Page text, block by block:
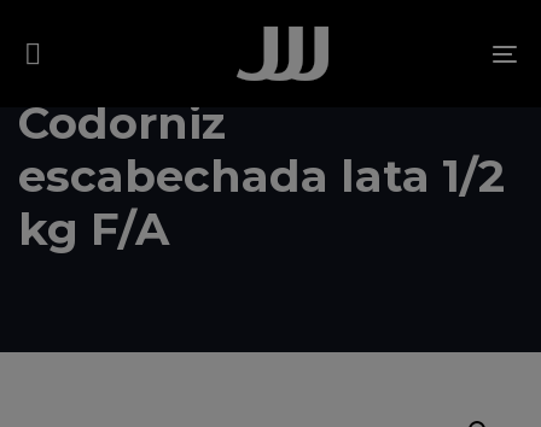
links
Codorniz
escabechada lata 1/2
kg F/A